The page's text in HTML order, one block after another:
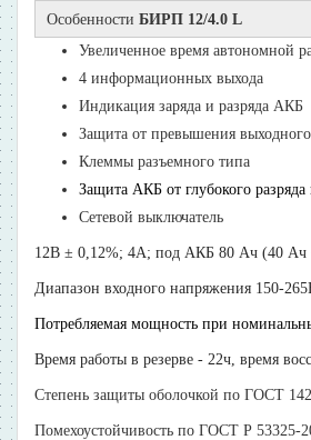
Особенности БИРП 12/4.0 L
Увеличенное время автономной
4 информационных выхода
Индикация заряда и разряда АКБ
Защита от превышения
Клеммы разъемного типа
Защита АКБ от глубокого
Сетевой выключатель
12В ± 0,12%; 4А; под АКБ 80 Ач (40 Ач
Диапазон входного напряжения 150-
Потребляемая мощность при
Время работы в резерве - 22ч, время
Степень защиты оболочкой по ГОСТ
Помехоустойчивость по ГОСТ Р 53325-